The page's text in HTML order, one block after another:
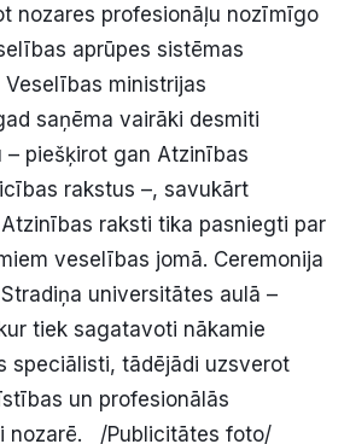
nozares profesionāļu nozīmīgo
aprūpes sistēmas
ministrijas
saņēma vairāki desmiti
– piešķirot gan Atzinības
rakstus –, savukārt
raksti tika pasniegti par
veselības jomā. Ceremonija
universitātes aulā –
tiek sagatavoti nākamie
speciālisti, tādējādi uzsverot
un profesionālās
nozarē. /Publicitātes foto/